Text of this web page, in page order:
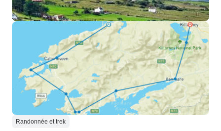
Randonnée et trek